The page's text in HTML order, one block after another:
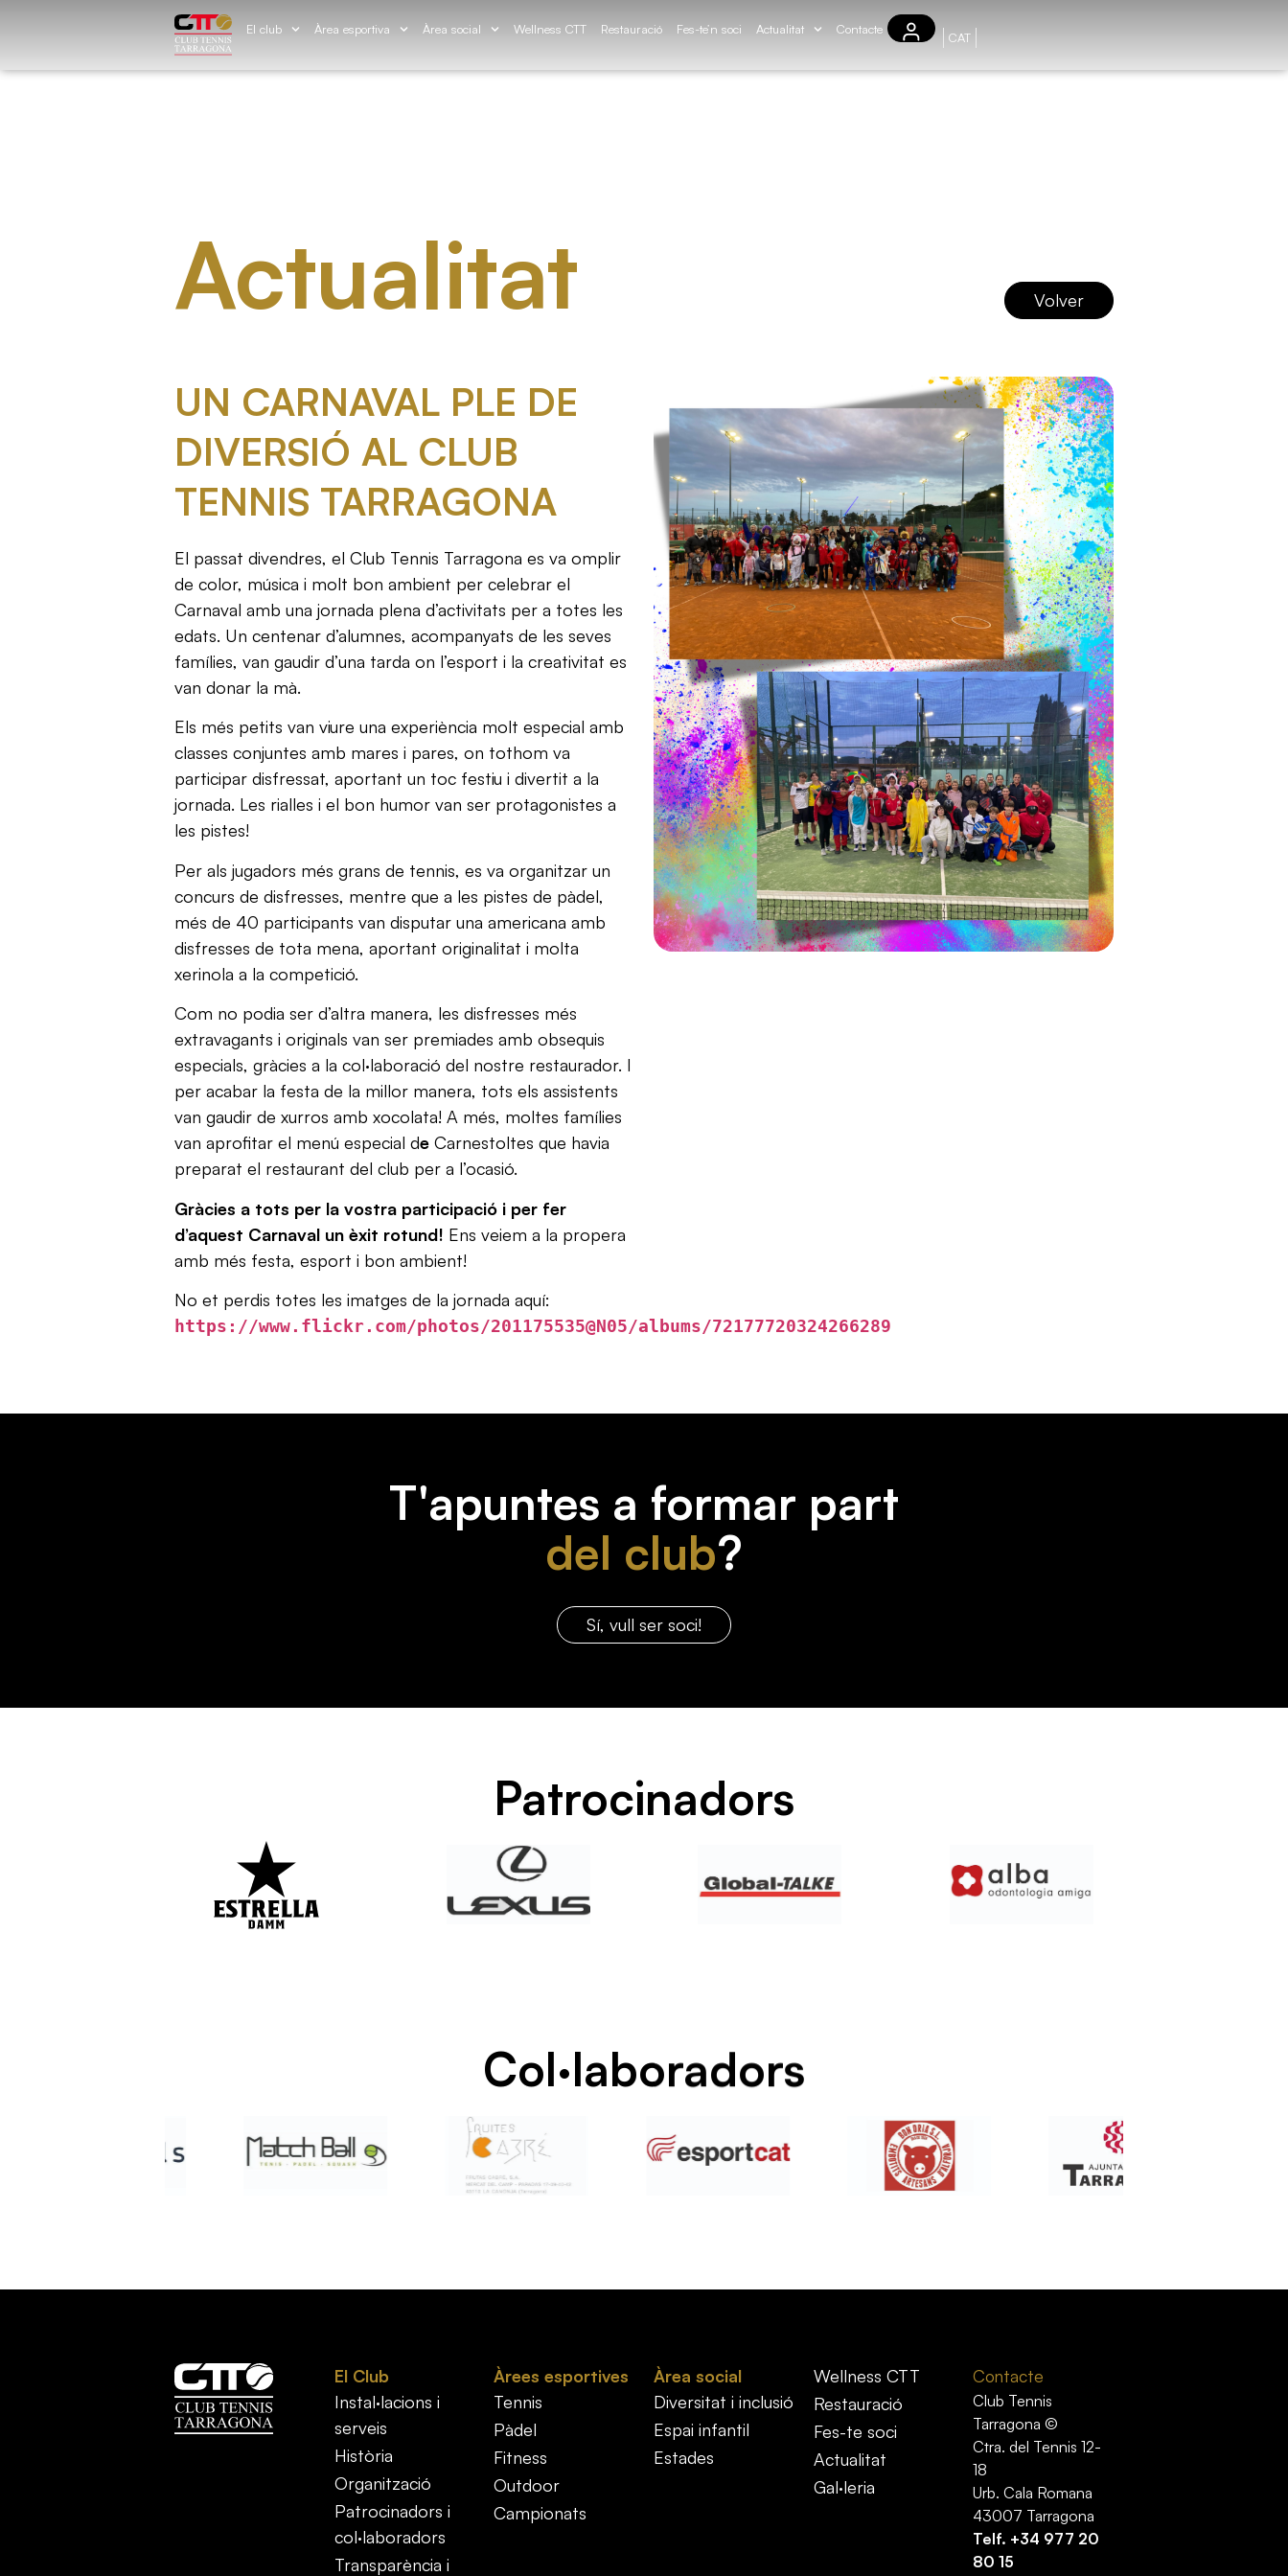
El club Àrea esportiva Àrea social Wellness CTT Restauració Fes-te’n soci Actualitat Contacte
CAT
Actualitat Volver
UN CARNAVAL PLE DE
DIVERSIÓ AL CLUB
TENNIS TARRAGONA
El passat divendres, el Club Tennis Tarragona es va omplir
de color, música i molt bon ambient per celebrar el
Carnaval amb una jornada plena d’activitats per a totes les
edats. Un centenar d’alumnes, acompanyats de les seves
famílies, van gaudir d’una tarda on l’esport i la creativitat es
van donar la mà.
Els més petits van viure una experiència molt especial amb
classes conjuntes amb mares i pares, on tothom va
participar disfressat, aportant un toc festiu i divertit a la
jornada. Les rialles i el bon humor van ser protagonistes a
les pistes!
Per als jugadors més grans de tennis, es va organitzar un
concurs de disfresses, mentre que a les pistes de pàdel,
més de 40 participants van disputar una americana amb
disfresses de tota mena, aportant originalitat i molta
xerinola a la competició.
Com no podia ser d’altra manera, les disfresses més
extravagants i originals van ser premiades amb obsequis
especials, gràcies a la col·laboració del nostre restaurador. I
per acabar la festa de la millor manera, tots els assistents
van gaudir de xurros amb xocolata! A més, moltes famílies
van aprofitar el menú especial de Carnestoltes que havia
preparat el restaurant del club per a l’ocasió.
Gràcies a tots per la vostra participació i per fer
d’aquest Carnaval un èxit rotund! Ens veiem a la propera
amb més festa, esport i bon ambient!
No et perdis totes les imatges de la jornada aquí:
https://www.flickr.com/photos/201175535@N05/albums/72177720324266289
T'apuntes a formar part
del club?
Sí, vull ser soci!
Patrocinadors
Col·laboradors
El Club
Instal·lacions i
serveis
Història
Organització
Patrocinadors i
col·laboradors
Transparència i
Àrees esportives
Tennis
Pàdel
Fitness
Outdoor
Campionats
Àrea social
Diversitat i inclusió
Espai infantil
Estades
Wellness CTT
Restauració
Fes-te soci
Actualitat
Gal·leria
Contacte
Club Tennis
Tarragona ©
Ctra. del Tennis 12-
18
Urb. Cala Romana
43007 Tarragona
Telf. +34 977 20
80 15